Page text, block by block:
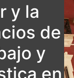
y la
de
y
en